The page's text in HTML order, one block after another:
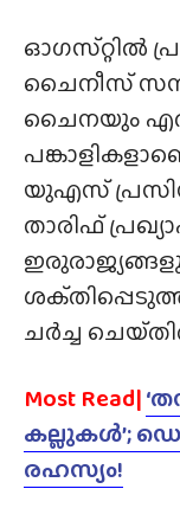
ഓഗസ്‌റ്റിൽ
ചൈനീസ്
ചൈനയും
യുഎസ്
താരിഫ്
ചർച്ച
Most Read|
കല്ലുകൾ’;
രഹസ്യം!